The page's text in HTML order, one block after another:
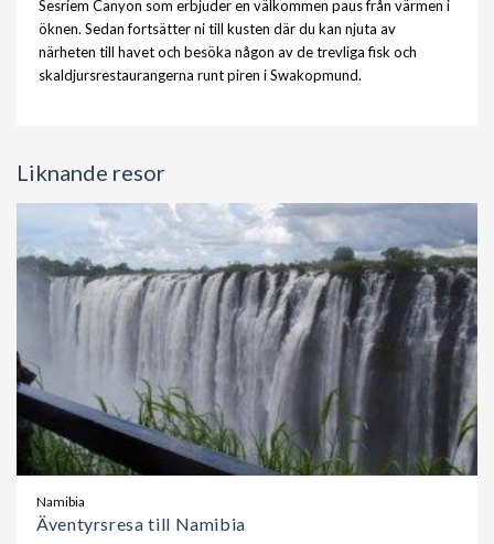
Sesriem Canyon som erbjuder en välkommen paus från värmen i
öknen. Sedan fortsätter ni till kusten där du kan njuta av
närheten till havet och besöka någon av de trevliga fisk och
skaldjursrestaurangerna runt piren i Swakopmund.
Liknande resor
Namibia
Äventyrsresa till Namibia